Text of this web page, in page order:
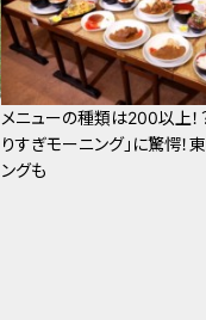
メニューの種類は200以上！
りすぎモーニング」に驚愕
ングも